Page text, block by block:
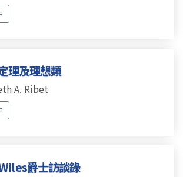
理及理想類
A. Ribet
爵士訪談錄